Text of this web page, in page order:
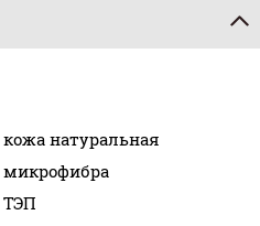
кожа натуральная
микрофибра
ТЭП